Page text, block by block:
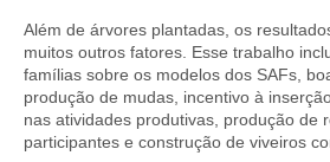
Além de árvores plantadas, os
muitos outros fatores. Esse trabalho
famílias sobre os modelos dos SAFs,
produção de mudas, incentivo à
nas atividades produtivas, produção de
participantes e construção de viveiros